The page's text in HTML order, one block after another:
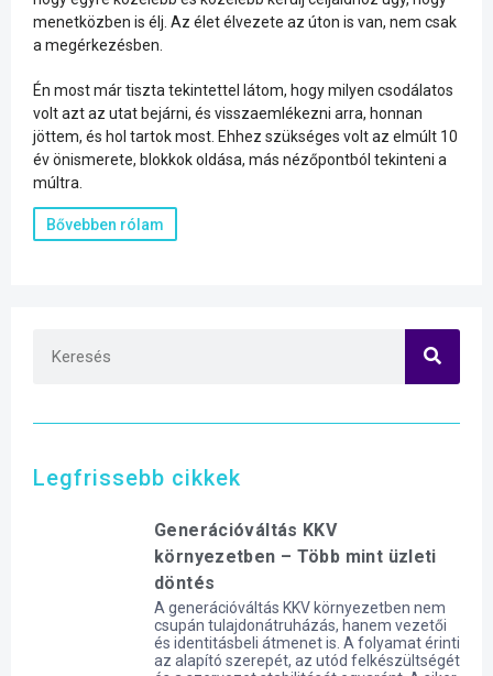
menetközben is élj. Az élet élvezete az úton is van, nem csak
a megérkezésben.
Én most már tiszta tekintettel látom, hogy milyen csodálatos
volt azt az utat bejárni, és visszaemlékezni arra, honnan
jöttem, és hol tartok most. Ehhez szükséges volt az elmúlt 10
év önismerete, blokkok oldása, más nézőpontból tekinteni a
múltra.
Bővebben rólam
Legfrissebb cikkek
Generációváltás KKV
környezetben – Több mint üzleti
döntés
A generációváltás KKV környezetben nem
csupán tulajdonátruházás, hanem vezetői
és identitásbeli átmenet is. A folyamat érinti
az alapító szerepét, az utód felkészültségét